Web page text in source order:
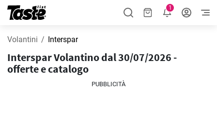
1
Volantini Interspar
Interspar Volantino dal 30/07/2026 -
offerte e catalogo
PUBBLICITÀ